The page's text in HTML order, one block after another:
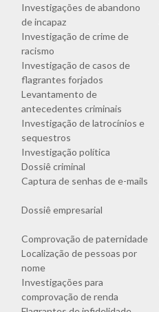
Investigações de abandono
de incapaz
Investigação de crime de
racismo
Investigação de casos de
flagrantes forjados
Levantamento de
antecedentes criminais
Investigação de latrocínios e
sequestros
Investigação política
Dossiê criminal
Captura de senhas de e-mails
Dossiê empresarial
Comprovação de paternidade
Localização de pessoas por
nome
Investigações para
comprovação de renda